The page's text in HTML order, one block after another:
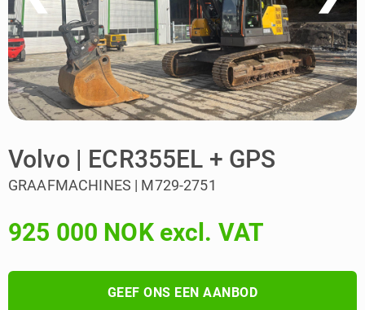
Volvo | ECR355EL + GPS
GRAAFMACHINES | M729-2751
925 000 NOK excl. VAT
GEEF ONS EEN AANBOD